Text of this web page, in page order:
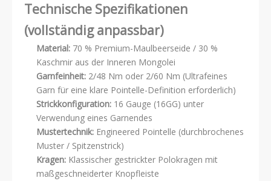
Technische Spezifikationen
(vollständig anpassbar)
Material: 70 % Premium-Maulbeerseide / 30 %
Kaschmir aus der Inneren Mongolei
Garnfeinheit: 2/48 Nm oder 2/60 Nm (Ultrafeines
Garn für eine klare Pointelle-Definition erforderlich)
Strickkonfiguration: 16 Gauge (16GG) unter
Verwendung eines Garnendes
Mustertechnik: Engineered Pointelle (durchbrochenes
Muster / Spitzenstrick)
Kragen: Klassischer gestrickter Polokragen mit
maßgeschneiderter Knopfleiste